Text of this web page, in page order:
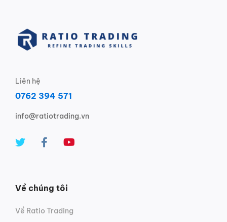
Liên hệ
0762 394 571
info@ratiotrading.vn
Về chúng tôi
Về Ratio Trading